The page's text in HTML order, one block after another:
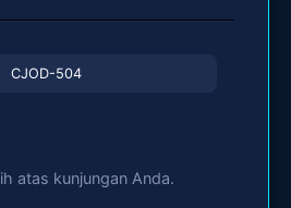
CJOD-504
atas kunjungan Anda.